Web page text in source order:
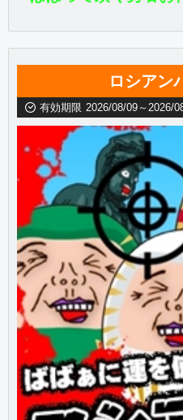
ロシアン
有効期限 2026/08/09～2026/